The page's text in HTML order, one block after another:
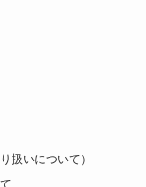
扱いについて）